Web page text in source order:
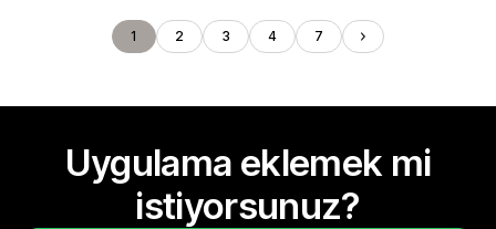
1 2 3 4 7
Uygulama eklemek mi
istiyorsunuz?